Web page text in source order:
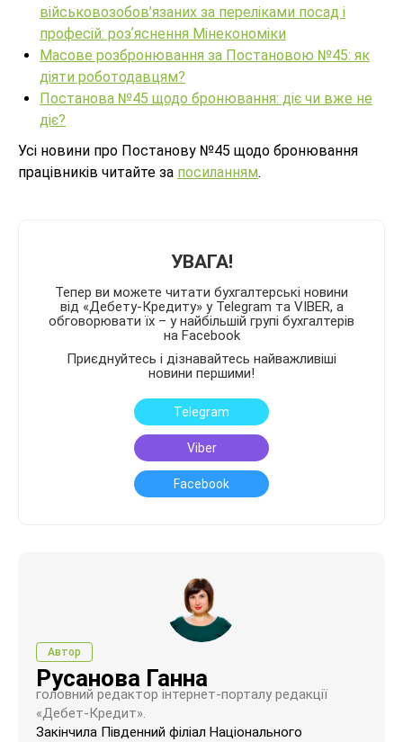
військовозобов’язаних за переліками посад і
професій: розʼяснення Мінекономіки
Масове розбронювання за Постановою №45: як
діяти роботодавцям?
Постанова №45 щодо бронювання: діє чи вже не
діє?
Усі новини про Постанову №45 щодо бронювання
працівників читайте за посиланням.
УВАГА!
Тепер ви можете читати бухгалтерські новини
від «Дебету-Кредиту» у Telegram та VIBER, а
обговорювати їх – у найбільшій групі бухгалтерів
на Facebook
Приєднуйтесь і дізнавайтесь найважливіші
новини першими!
Telegram
Viber
Facebook
Автор
Русанова Ганна
головний редактор інтернет-порталу редакції
«Дебет-Кредит».
Закінчила Південний філіал Національного